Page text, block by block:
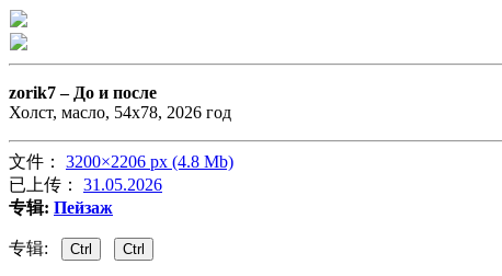
zorik7 – До и после
Холст, масло, 54х78, 2026 год
文件： 3200×2206 px (4.8 Mb)
已上传： 31.05.2026
专辑: Пейзаж
专辑: Ctrl Ctrl